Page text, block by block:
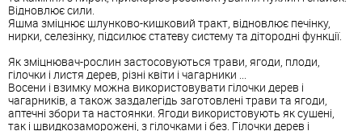
Відновлює сили.
Яшма зміцнює шлунково-кишковий тракт, відновлює печінку,
нирки, селезінку, підсилює статеву систему та дітородні функції.
Як зміцнювач-рослин застосовуються трави, ягоди, плоди,
гілочки і листя дерев, різні квіти і чагарники ...
Восени і взимку можна використовувати гілочки дерев і
чагарників, а також заздалегідь заготовлені трави та ягоди,
аптечні збори та настоянки. Ягоди використовують як сушені,
так і швидкозаморожені, з гілочками і без. Гілочки дерев і